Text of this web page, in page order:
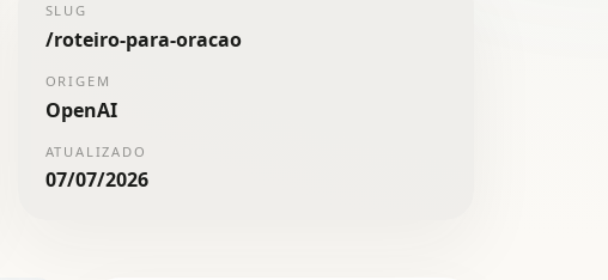
SLUG
/roteiro-para-oracao
ORIGEM
OpenAI
ATUALIZADO
07/07/2026